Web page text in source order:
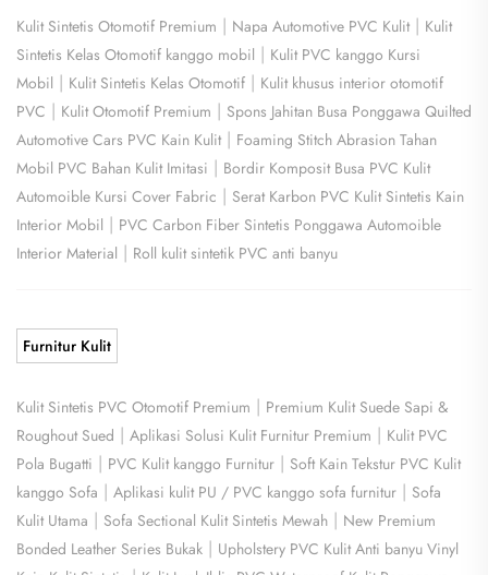
Kulit Sintetis Otomotif Premium | Napa Automotive PVC Kulit | Kulit
Sintetis Kelas Otomotif kanggo mobil | Kulit PVC kanggo Kursi
Mobil | Kulit Sintetis Kelas Otomotif | Kulit khusus interior otomotif
PVC | Kulit Otomotif Premium | Spons Jahitan Busa Ponggawa Quilted
Automotive Cars PVC Kain Kulit | Foaming Stitch Abrasion Tahan
Mobil PVC Bahan Kulit Imitasi | Bordir Komposit Busa PVC Kulit
Automoible Kursi Cover Fabric | Serat Karbon PVC Kulit Sintetis Kain
Interior Mobil | PVC Carbon Fiber Sintetis Ponggawa Automoible
Interior Material | Roll kulit sintetik PVC anti banyu
Furnitur Kulit
Kulit Sintetis PVC Otomotif Premium | Premium Kulit Suede Sapi &
Roughout Sued | Aplikasi Solusi Kulit Furnitur Premium | Kulit PVC
Pola Bugatti | PVC Kulit kanggo Furnitur | Soft Kain Tekstur PVC Kulit
kanggo Sofa | Aplikasi kulit PU / PVC kanggo sofa furnitur | Sofa
Kulit Utama | Sofa Sectional Kulit Sintetis Mewah | New Premium
Bonded Leather Series Bukak | Upholstery PVC Kulit Anti banyu Vinyl